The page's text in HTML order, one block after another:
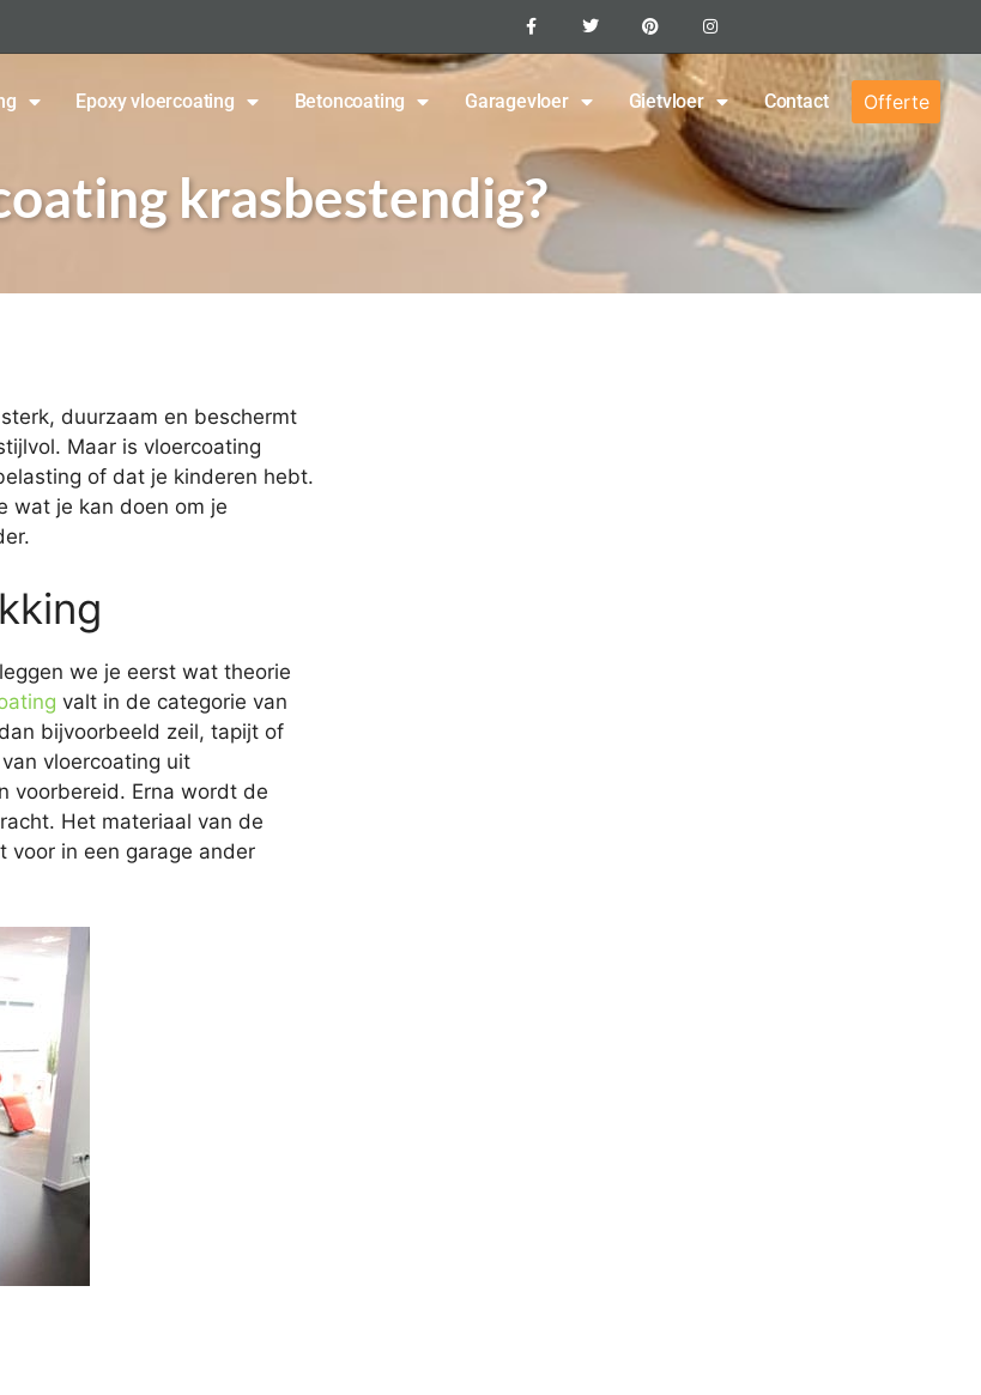
Epoxy vloercoating Betoncoating Garagevloer Gietvloer Contact Offerte
krasbestendig?
duurzaam en beschermt
Maar is vloercoating
of dat je kinderen hebt.
wat je kan doen om je
we je eerst wat theorie
valt in de categorie van
bijvoorbeeld zeil, tapijt of
vloercoating uit
voorbereid. Erna wordt de
Het materiaal van de
voor in een garage ander